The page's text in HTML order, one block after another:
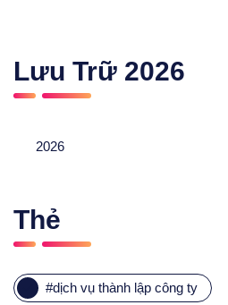
Lưu Trữ 2026
2026
Thẻ
#dịch vụ thành lập công ty